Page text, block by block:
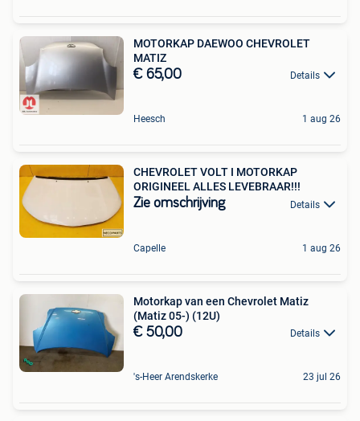
MOTORKAP DAEWOO CHEVROLET
MATIZ
€ 65,00 Details
Heesch 1 aug 26
CHEVROLET VOLT I MOTORKAP
ORIGINEEL ALLES LEVEBRAAR!!!
Zie omschrijving Details
Capelle 1 aug 26
Motorkap van een Chevrolet Matiz
(Matiz 05-) (12U)
€ 50,00 Details
's-Heer Arendskerke 23 jul 26